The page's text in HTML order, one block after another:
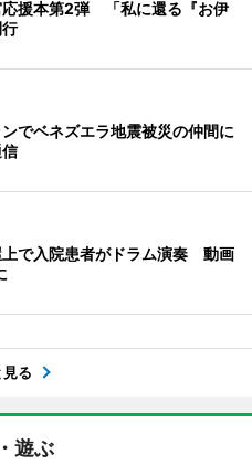
応援本第2弾 「私に還る『お伊
でベネズエラ地震被災の仲間に
上で入院患者がドラム演奏 動画
見る
遊ぶ